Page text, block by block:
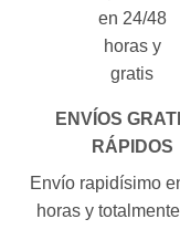
ENVÍOS
RÁPIDOS
Envío rapidísimo
horas y